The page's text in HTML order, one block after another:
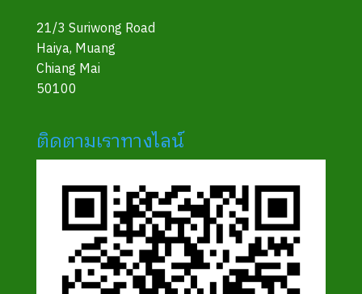
21/3 Suriwong Road
Haiya, Muang
Chiang Mai
50100
ติดตามเราทางไลน์